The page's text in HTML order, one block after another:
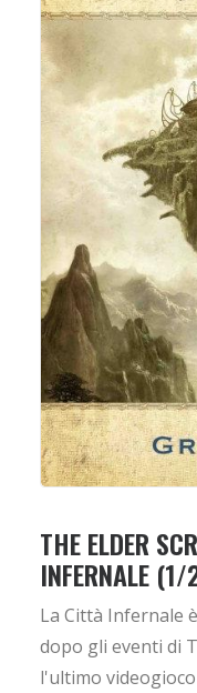
RICERCA
THE ELDER
INFERNALE (1/
La Città Infernale
dopo gli eventi di
l'ultimo